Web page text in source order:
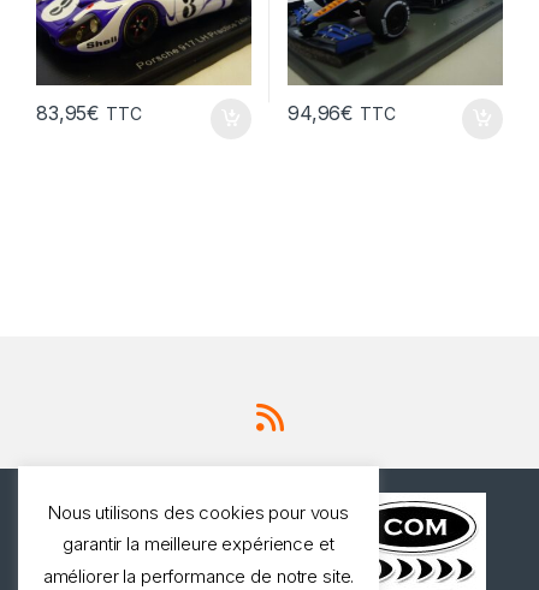
83,95€ TTC 94,96€ TTC
Nous utilisons des cookies pour vous
garantir la meilleure expérience et
améliorer la performance de notre site.